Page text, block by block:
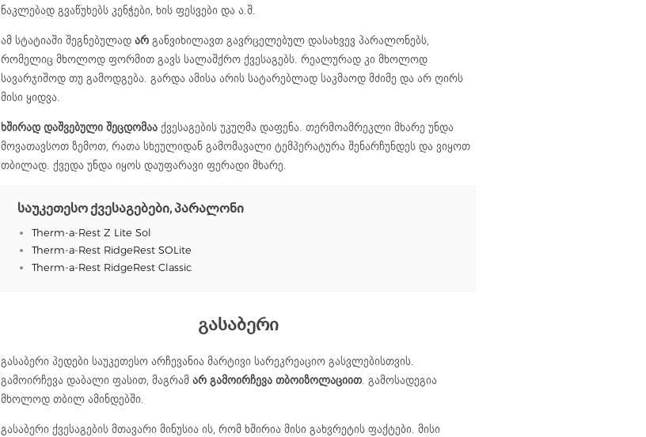
ნაკლებად გვაწუხებს კენჭები, ხის ფესვები და ა.შ.
ამ სტატიაში შეგნებულადარ განვიხილავთ გავრცელებულ დასახვევ პარალონებს,
რომელიც მხოლოდ ფორმით გავს სალაშქრო ქვესაგებს. რეალურად კი მხოლოდ
სავარჯიშოდ თუ გამოდგება. გარდა ამისა არის სატარებლად საკმაოდ მძიმე და არ ღირს
მისი ყიდვა.
ხშირად დაშვებული შეცდომაა ქვესაგების უკუღმა დაფენა. თერმოამრეკლი მხარე უნდა
მოვათავსოთ ზემოთ, რათა სხეულიდან გამომავალი ტემპერატურა შენარჩუნდეს და ვიყოთ
თბილად. ქვედა უნდა იყოს დაუფარავი ფერადი მხარე.
საუკეთესო ქვესაგებები, პარალონი
Therm-a-Rest Z Lite Sol
Therm-a-Rest RidgeRest SOLite
Therm-a-Rest RidgeRest Classic
გასაბერი
გასაბერი პედები საუკეთესო არჩევანია მარტივი სარეკრეაციო გასვლებისთვის.
გამოირჩევა დაბალი ფასით, მაგრამარ გამოირჩევა თბოიზოლაციით. გამოსადეგია
მხოლოდ თბილ ამინდებში.
გასაბერი ქვესაგების მთავარი მინუსია ის, რომ ხშირია მისი გახვრეტის ფაქტები. მისი